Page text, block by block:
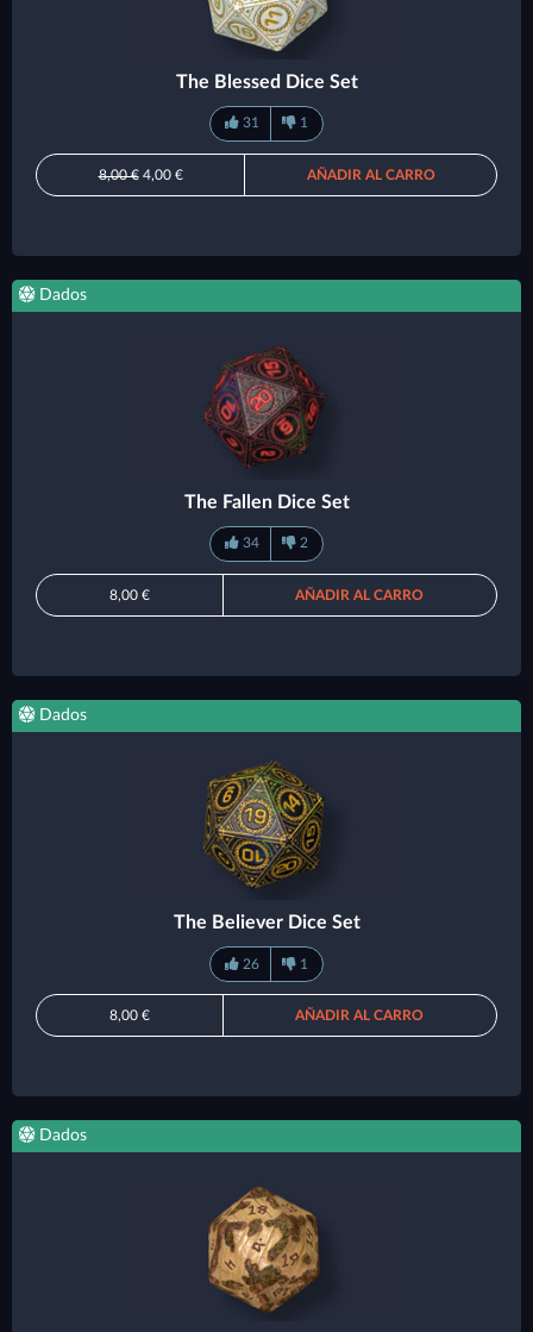
The Blessed Dice Set
31 1
8,00 €4,00 € AÑADIR AL CARRO
Dados
The Fallen Dice Set
34 2
8,00 € AÑADIR AL CARRO
Dados
The Believer Dice Set
26 1
8,00 € AÑADIR AL CARRO
Dados